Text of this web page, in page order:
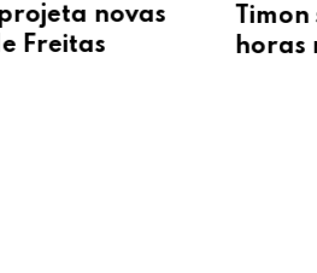
Timon será
horas nesta sexta-